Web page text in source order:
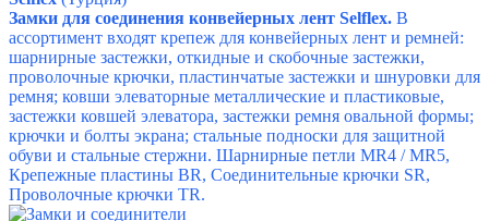
Замки для соединения конвейерных лент Selflex. В
ассортимент входят крепеж для конвейерных лент и ремней:
шарнирные застежки, откидные и скобочные застежки,
проволочные крючки, пластинчатые застежки и шнуровки для
ремня; ковши элеваторные металлические и пластиковые,
застежки ковшей элеватора, застежки ремня овальной формы;
крючки и болты экрана; стальные подноски для защитной
обуви и стальные стержни. Шарнирные петли MR4 / MR5,
Крепежные пластины BR, Соединительные крючки SR,
Проволочные крючки TR.